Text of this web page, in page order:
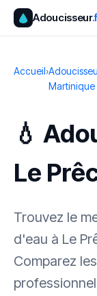
Adoucisseur
Accueil›
Martinique
💧
Le
Trouvez le
d'eau à Le
Comparez